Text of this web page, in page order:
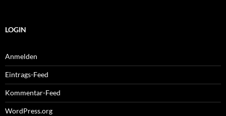
LOGIN
Anmelden
Eintrags-Feed
Kommentar-Feed
WordPress.org